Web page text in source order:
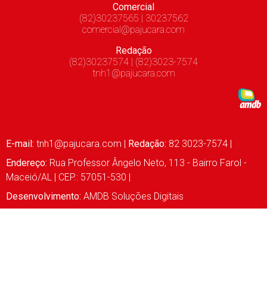
Comercial
(82)30237565 | 30237562
comercial@pajucara.com
Redação
(82)30237574 | (82)3023-7574
tnh1@pajucara.com
E-mail: tnh1@pajucara.com | Redação: 82 3023-7574 |
Endereço: Rua Professor Ângelo Neto, 113 - Bairro Farol -
Maceió/AL | CEP.: 57051-530 |
Desenvolvimento: AMDB Soluções Digitais